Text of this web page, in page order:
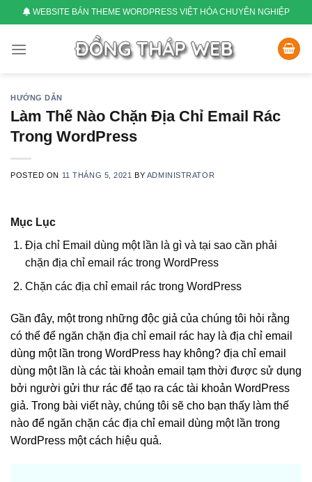
to
content
WEBSITE BÁN THEME WORDPRESS VIỆT HÓA CHUYÊN NGHIỆP
HƯỚNG DẪN
Làm Thế Nào Chặn Địa Chỉ Email Rác
Trong WordPress
POSTED ON 11 THÁNG 5, 2021 BY ADMINISTRATOR
Mục Lục
Địa chỉ Email dùng một lần là gì và tại sao cần phải
chặn địa chỉ email rác trong WordPress
Chặn các địa chỉ email rác trong WordPress
Gần đây, một trong những độc giả của chúng tôi hỏi rằng
có thể để ngăn chặn địa chỉ email rác hay là địa chỉ email
dùng một lần trong WordPress hay không? địa chỉ email
dùng một lần là các tài khoản email tạm thời được sử dụng
bởi người gửi thư rác để tạo ra các tài khoản WordPress
giả. Trong bài viết này, chúng tôi sẽ cho bạn thấy làm thế
nào để ngăn chặn các địa chỉ email dùng một lần trong
WordPress một cách hiệu quả.